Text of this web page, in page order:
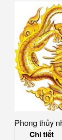
Phong thủy
Chi tiết